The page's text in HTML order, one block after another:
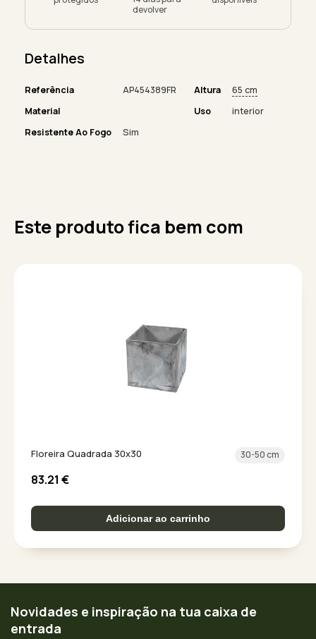
devolver
Detalhes
Referência AP454389FR Altura
65 cm
Material
Uso
interior
Resistente Ao Fogo
Sim
Este produto fica bem com
Floreira Quadrada 30x30 30-50 cm
83.21 €
Adicionar ao carrinho
Novidades e inspiração na tua caixa de
entrada